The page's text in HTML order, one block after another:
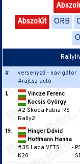
Abszolút
ORB
#
versenyző - navigátor
#rajt.sz autó
1.
Vincze Ferenc
Kocsis György
#2 Škoda Fabia RS
Rally2
-
19.
Hinger Dávid
Hoffmann Hanna
#35 Lada VFTS
K20
-